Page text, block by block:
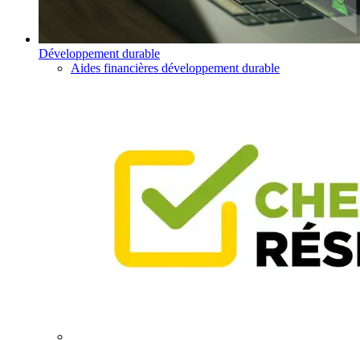
Développement durable
Aides financières développement durable